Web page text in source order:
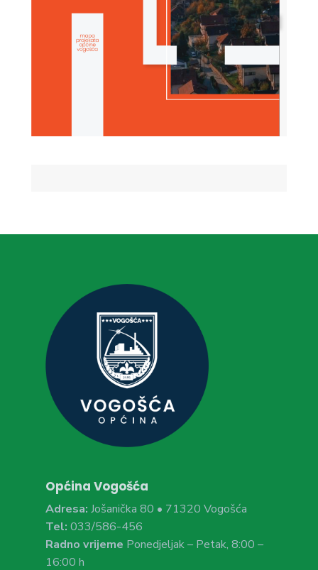
Općina Vogošća
Adresa: Jošanička 80 • 71320 Vogošća
Tel: 033/586-456
Radno vrijeme Ponedjeljak – Petak, 8:00 –
16:00 h